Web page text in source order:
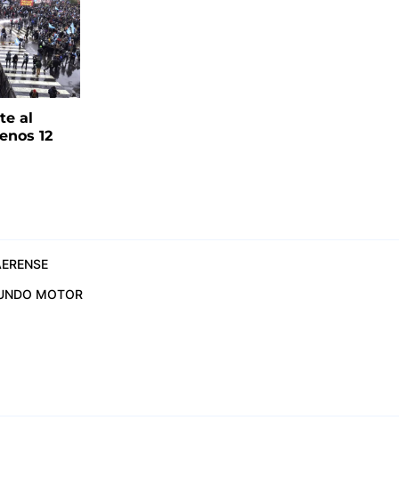
al
12
MOTOR